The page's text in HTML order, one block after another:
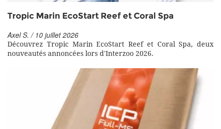
Tropic Marin EcoStart Reef et Coral Spa
Axel S. / 10 juillet 2026
Découvrez Tropic Marin EcoStart Reef et Coral Spa, deux
nouveautés annoncées lors d'Interzoo 2026.